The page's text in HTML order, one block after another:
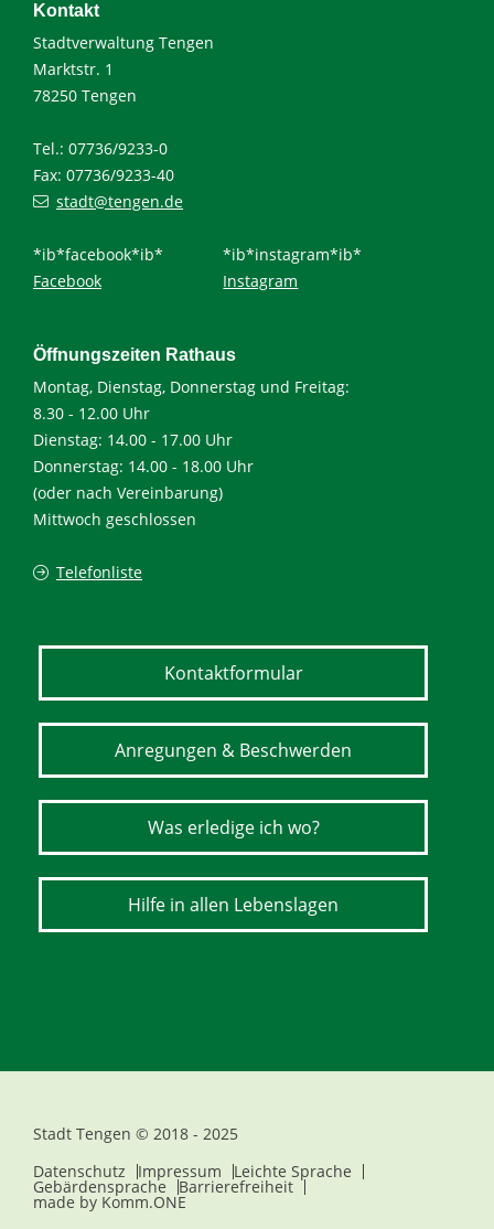
Kontakt
Stadtverwaltung Tengen
Marktstr. 1
78250 Tengen
Tel.: 07736/9233-0
Fax: 07736/9233-40
stadt@tengen.de
*ib*facebook*ib*
Facebook
*ib*instagram*ib*
Instagram
Öffnungszeiten Rathaus
Montag, Dienstag, Donnerstag und Freitag:
8.30 - 12.00 Uhr
Dienstag: 14.00 - 17.00 Uhr
Donnerstag: 14.00 - 18.00 Uhr
(oder nach Vereinbarung)
Mittwoch geschlossen
Telefonliste
Kontaktformular
Anregungen & Beschwerden
Was erledige ich wo?
Hilfe in allen Lebenslagen
Stadt Tengen © 2018 - 2025
Datenschutz
Impressum Leichte Sprache
Gebärdensprache Barrierefreiheit
made by Komm.ONE